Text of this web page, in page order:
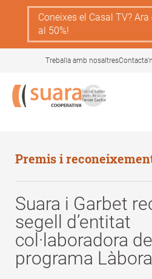
content
Coneixes el Casal TV?
al 50%!
Treballa amb nosaltres
Premis i
Suara i Garbet
segell d’entitat
col·laboradora del
programa Làbora